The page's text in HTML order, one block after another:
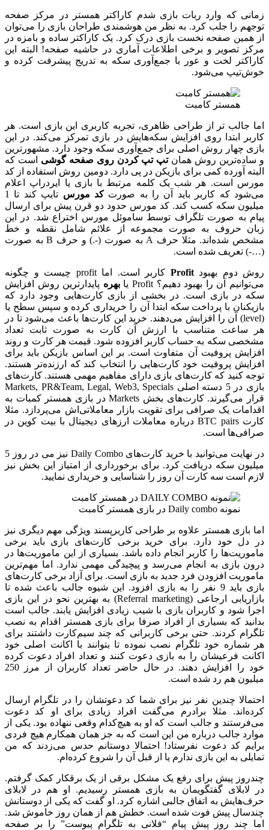
زمانی که وارد ربات بازی شدم کاراکتر همستر در مرکز صفحه
توجهم را جلب کرد. به نظر من هوشمندی طراحان بازی را می‌توان
از همین صفحه نخست بازی درک کرد. یک کاراکتر ساده و بامزه در
مرکز تصویر و برخی اطلاعات آماری در حاشیه‌ صفحه! البته این
کاراکتر لخت و عور با جمع‌آوری سکه به تدریج پیشرفت کرده و
خوش‌تیپ می‌شود.
همستر کامبت
اما جالب تر از طراحی ظاهری، تجربه کاربری این بازی است. هر
کاربر ابتدا روی افزایش سکه‌هایش در بازی تمرکز می‌کند. در این
بازی چهار روش اصلی برای جمع‌آوری سکه وجود دارد. مشهورترین
و ساده‌ترین روش همانتپ تپ کردن روی صفحه گوشی است که
البته آورده کمی برای بازیکن در پی دارد. دومین روش استفاده از کد
مورس است. هر شب یک کلمه مرتبط با بازی یا ایردراپ اعلام
می‌شود که کاربر باید آن را به صورتکد مورس
تایپ کند تا 1
میلیون سکه کسب کند. کد مورس حدود دو قرن پیش برای ارسال
پیام به صورت تلگراف توسط ساموئل مورس اختراع شد. در این
زبان حروف به صورت مجموعه از علائم شامل نقطه و خط
مشخص شده‌اند. مثلا حرف A به صورت (-.) و حرف B به صورت
(…-) تعریف شده است.
روش دوم بهبودProfit
کاربر است. اما profit چیست و چگونه
می‌توانیم آن را بهبود دهیم؟ Profit یا
بهره پایدارترین روش افزایش
سکه در بازی است. در بخشی از بازی کارت‌هایی وجود دارد که
بازیکنان با پرداخت سکه ابتدا آن را خریداری کرده و سپس سطح یا
(level) آن را افزایش می‌دهند. خرید این کارت‌ها باعث می‌شود تا در
هر ساعت متناسب با ارزش آن کارت به صورت ثابت تعداد
مشخصی سکه به حساب کاربر افزوده شود. قیمت هر کارت و روند
افزایش پروفیت آن متفاوت است. بر این اساس بازیکن باید برای
افزایش پروفیت خود کارت‌هایی را انتخاب کند که ارزنده‌تر هستند.
توجه کنید که کارت‌های بازی دارای مفاهیم مهمی هستند. کارت‌های
بازی در 5 دسته اصلی Markets, PR&Team, Legal, Web3, Specials
قرار می‌گیرند. کارت‌های بخش Markets در بازی همستر کمبات به
اقدامات یک صرافی برای تقویت بازار معاملاتی‌اش می‌پردازد. مثلا
کارت BTC pairs درباره معاملات ارزهای دیجیتال با بیت کوین در
صرافی‌ها است.
در نهایت می‌توانید با خرید کارت‌های Daily Combo نیز می در روز 5
میلیون سکه دریافت کرد. برای برخورداری از امتیاز این بخش نیز
لازم است سه کارت آن روز را شناسایی و خریداری نمایید.
نمونه Daily combo در بازی همستر کامبت
اما بازی همستر علاوه بر طراحی کاربرپسند ویژگی مهم دیگری نیز
در دل خود دارد. برای خرید برخی کارت‌های بازی باید برخی
ماموریت‌ها را کاربر انجام داده باشد. بسیاری از این ماموریت‌ها در
درون بازی به انجام می‌رسد و پیچیدگی مهمی ندارد. اما مهم‌ترین
ماموریت افزودن فرد جدید به بازی است. برای آزاد برخی کارت‌های
بازی باید 9 نفر را به بازی افزود. این شیوه جالب باعث شده تا
بازاریابی ارجاعی (Referral marketing) به بهترین نحو در این بازی
اجرا شود و کاربران بازی با شیب زیادی افزایش یابند. جالب است
بدانید که بسیاری از افراد صرفا برای بازی همستر اقدام به نصب
تلگرام کردند. حتی برخی کاربرانی که چند سیم‌کارت داشتند برای
هر شماره خود تلگرام نصب نموده تا بتوانند با اکانت اصلی خود
اکانت فرعیشان را به بازی دعوت کنند و تعداد افراد دعوت کرده
خود را افزایش دهند. در حال حاضر تعداد کاربران از مرز 250
میلیون هم رد شده است.
احتمالا چندین نفر نیز برای شما کد دعوتشان را در تلگرام ارسال
کرده‌اند. مثلا برادرم می‌گفت افراد زیادی برای او کد دعوت
می‌فرستند و جالب است که او به هیچ‌کدام وقعی ننهاده بود. یکی از
موارد جالب درباره من این است که به جز همان همکارم هیچ فردی
برایم کد دعوت نفرستاد! احتمالا دوستانم حدس می‌زدند که من
تمایلی به این بازی ندارم یا از قبل آن را شروع کرده‌ام.
چندروز پیش برای رفع یک مشکل برقی از یک برقکار کمک گرفتم.
در لابلای گفتگویمان به بازی همستر رسیدیم. او هم در لابلای
حرف‌هایش به اتفاق جالبی اشاره کرد. او گفت که یکی از دوستانش
چندسال پیش فوت شده است. خطش هم از همان روز خاموش شد.
اما چند روز پیش پیام “فلانی به تلگرام پیوست” را بر صفحه